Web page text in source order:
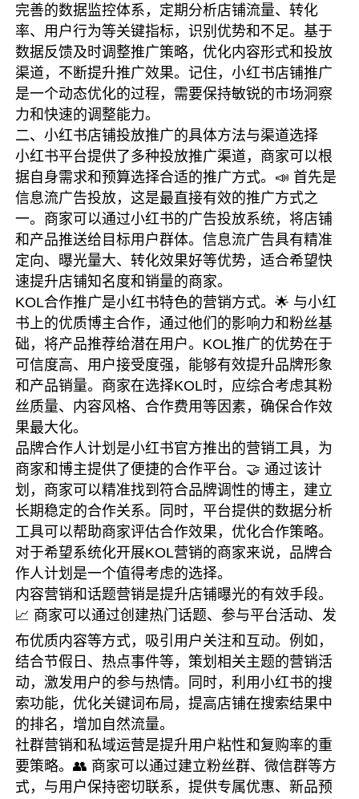
完善的数据监控体系，定期分析店铺流量、转化
率、用户行为等关键指标，识别优势和不足。基于
数据反馈及时调整推广策略，优化内容形式和投放
渠道，不断提升推广效果。记住，小红书店铺推广
是一个动态优化的过程，需要保持敏锐的市场洞察
力和快速的调整能力。
二、小红书店铺投放推广的具体方法与渠道选择
小红书平台提供了多种投放推广渠道，商家可以根
据自身需求和预算选择合适的推广方式。📣 首先是
信息流广告投放，这是最直接有效的推广方式之
一。商家可以通过小红书的广告投放系统，将店铺
和产品推送给目标用户群体。信息流广告具有精准
定向、曝光量大、转化效果好等优势，适合希望快
速提升店铺知名度和销量的商家。
KOL合作推广是小红书特色的营销方式。🌟 与小红
书上的优质博主合作，通过他们的影响力和粉丝基
础，将产品推荐给潜在用户。KOL推广的优势在于
可信度高、用户接受度强，能够有效提升品牌形象
和产品销量。商家在选择KOL时，应综合考虑其粉
丝质量、内容风格、合作费用等因素，确保合作效
果最大化。
品牌合作人计划是小红书官方推出的营销工具，为
商家和博主提供了便捷的合作平台。🤝 通过该计
划，商家可以精准找到符合品牌调性的博主，建立
长期稳定的合作关系。同时，平台提供的数据分析
工具可以帮助商家评估合作效果，优化合作策略。
对于希望系统化开展KOL营销的商家来说，品牌合
作人计划是一个值得考虑的选择。
内容营销和话题营销是提升店铺曝光的有效手段。
📈 商家可以通过创建热门话题、参与平台活动、发
布优质内容等方式，吸引用户关注和互动。例如，
结合节假日、热点事件等，策划相关主题的营销活
动，激发用户的参与热情。同时，利用小红书的搜
索功能，优化关键词布局，提高店铺在搜索结果中
的排名，增加自然流量。
社群营销和私域运营是提升用户粘性和复购率的重
要策略。👥 商家可以通过建立粉丝群、微信群等方
式，与用户保持密切联系，提供专属优惠、新品预